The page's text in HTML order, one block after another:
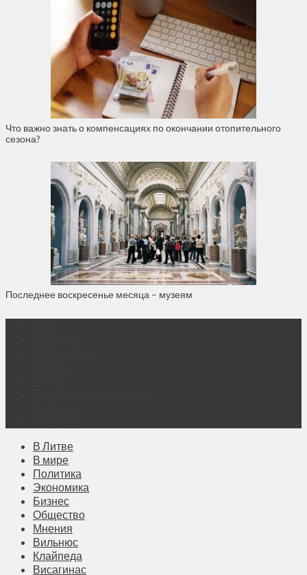
Что важно знать о компенсациях по окончании отопительного
сезона?
Последнее воскресенье месяца – музеям
В Литве
В мире
Политика
Экономика
Бизнес
Общество
Мнения
Вильнюс
Клайпеда
Висагинас